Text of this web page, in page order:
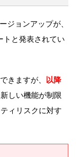
ジョンアップが、
トと発表されてい
きますが、
以降
しい機能が制限
ィリスクに対す